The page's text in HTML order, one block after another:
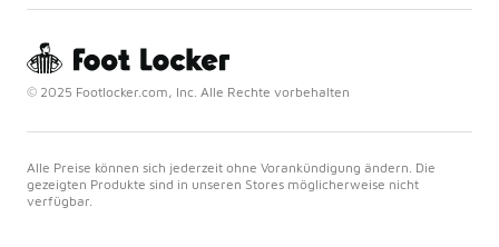
© 2025 Footlocker.com, Inc. Alle Rechte vorbehalten
Alle Preise können sich jederzeit ohne Vorankündigung ändern. Die
gezeigten Produkte sind in unseren Stores möglicherweise nicht
verfügbar.